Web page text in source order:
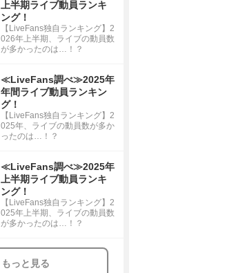
上半期ライブ動員ランキ
ング！
【LiveFans独自ランキング】2
026年上半期、ライブの動員数
が多かったのは…！？
≪LiveFans調べ≫2025年
年間ライブ動員ランキン
グ！
【LiveFans独自ランキング】2
025年、ライブの動員数が多か
ったのは…！？
≪LiveFans調べ≫2025年
上半期ライブ動員ランキ
ング！
【LiveFans独自ランキング】2
025年上半期、ライブの動員数
が多かったのは…！？
もっと見る